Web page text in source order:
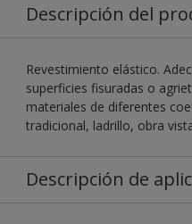
Descripción del
Revestimiento elástico.
superficies fisuradas o
materiales de diferentes
tradicional, ladrillo, obra
Descripción de